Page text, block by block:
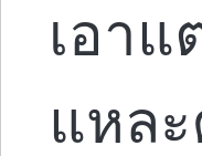
เอา
แหล